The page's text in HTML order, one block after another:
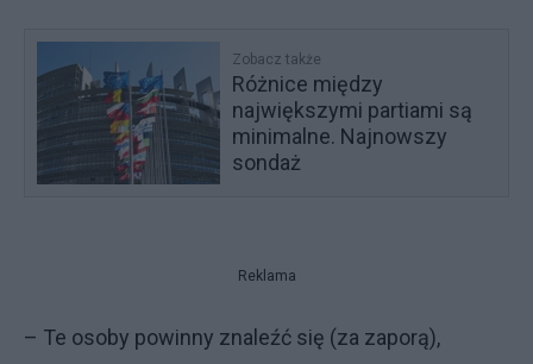
Zobacz także
Różnice między
największymi partiami są
minimalne. Najnowszy
sondaż
Reklama
– Te osoby powinny znaleźć się (za zaporą),